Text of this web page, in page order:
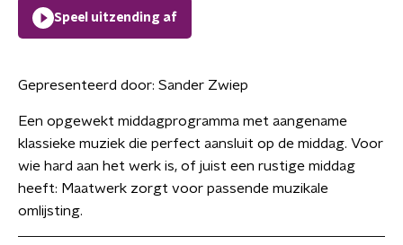
Speel uitzending af
Gepresenteerd door: Sander Zwiep
Een opgewekt middagprogramma met aangename
klassieke muziek die perfect aansluit op de middag. Voor
wie hard aan het werk is, of juist een rustige middag
heeft: Maatwerk zorgt voor passende muzikale
omlijsting.